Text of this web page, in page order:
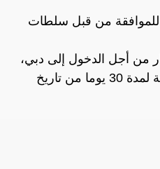
للموافقة من قبل سلطات
من تاريخ الإصدار من أجل الدخول إلى دبي،
باستثناء التأشيرات من فئة 96 ساعة و48 ساعة التي تبقى صالحة لمدة 30 يوما من تاريخ